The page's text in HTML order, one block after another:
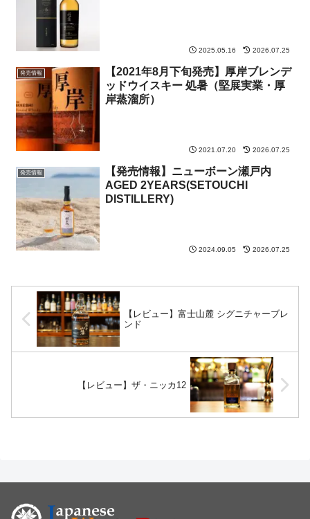
2025.05.16 2026.07.25
発売情報
【2021年8月下旬発売】厚岸ブレンデ
ッドウイスキー 処暑（堅展実業・厚
岸蒸溜所）
2021.07.20 2026.07.25
発売情報
【発売情報】ニューボーン瀬戸内
AGED 2YEARS(SETOUCHI
DISTILLERY)
2024.09.05 2026.07.25
【レビュー】富士山麓 シグニチャーブレ
ンド
【レビュー】ザ・ニッカ12